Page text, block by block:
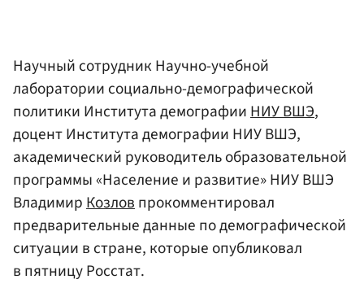
Научный сотрудник Научно-учебной
лаборатории социально-демографической
политики Института демографииНИУ ВШЭ,
доцент Института демографии НИУ ВШЭ,
академический руководитель образовательной
программы «Население и развитие» НИУ ВШЭ
ВладимирКозловпрокомментировал
предварительные данные по демографической
ситуации в стране, которые опубликовал
в пятницу Росстат.